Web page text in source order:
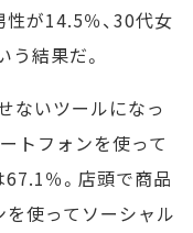
性が14.5％、30代女
結果だ。
ないツールになっ
トフォンを使って
％。店頭で商品
を使ってソーシャル